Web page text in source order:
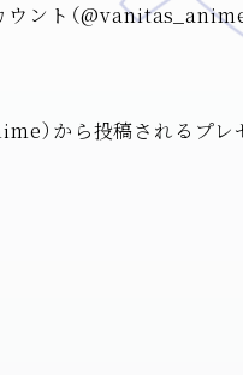
ント（
）から投稿されるプレ